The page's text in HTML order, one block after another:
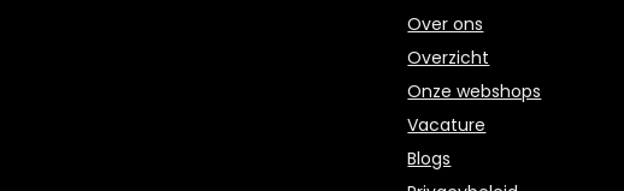
Over ons
Overzicht
Onze webshops
Vacature
Blogs